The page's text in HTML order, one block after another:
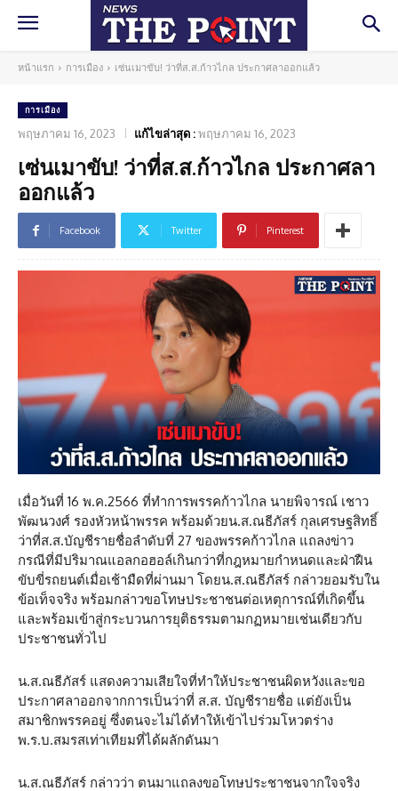
หน้าแรก การเมือง เซ่นเมาขับ! ว่าที่ส.ส.ก้าวไกล ประกาศลาออกแล้ว
การเมือง
พฤษภาคม 16, 2023 แก้ไขล่าสุด :พฤษภาคม 16, 2023
เซ่นเมาขับ! ว่าที่ส.ส.ก้าวไกล ประกาศลา
ออกแล้ว
Facebook Twitter Pinterest
เมื่อวันที่ 16 พ.ค.2566 ที่ทำการพรรคก้าวไกล นายพิจารณ์ เชาว
พัฒนวงศ์ รองหัวหน้าพรรค พร้อมด้วยน.ส.ณธีภัสร์ กุลเศรษฐสิทธิ์
ว่าที่ส.ส.บัญชีรายชื่อลำดับที่ 27 ของพรรคก้าวไกล แถลงข่าว
กรณีที่มีปริมาณแอลกอฮอล์เกินกว่าที่กฎหมายกำหนดและฝ่าฝืน
ขับขี่รถยนต์เมื่อเช้ามืดที่ผ่านมา โดยน.ส.ณธีภัสร์ กล่าวยอมรับใน
ข้อเท็จจริง พร้อมกล่าวขอโทษประชาชนต่อเหตุการณ์ที่เกิดขึ้น
และพร้อมเข้าสู่กระบวนการยุติธรรมตามกฏหมายเช่นเดียวกับ
ประชาชนทั่วไป
น.ส.ณธีภัสร์ แสดงความเสียใจที่ทำให้ประชาชนผิดหวังและขอ
ประกาศลาออกจากการเป็นว่าที่ ส.ส. บัญชีรายชื่อ แต่ยังเป็น
สมาชิกพรรคอยู่ ซึ่งตนจะไม่ได้ทำให้เข้าไปร่วมโหวตร่าง
พ.ร.บ.สมรสเท่าเทียมที่ได้ผลักดันมา
น.ส.ณธีภัสร์ กล่าวว่า ตนมาแถลงขอโทษประชาชนจากใจจริง